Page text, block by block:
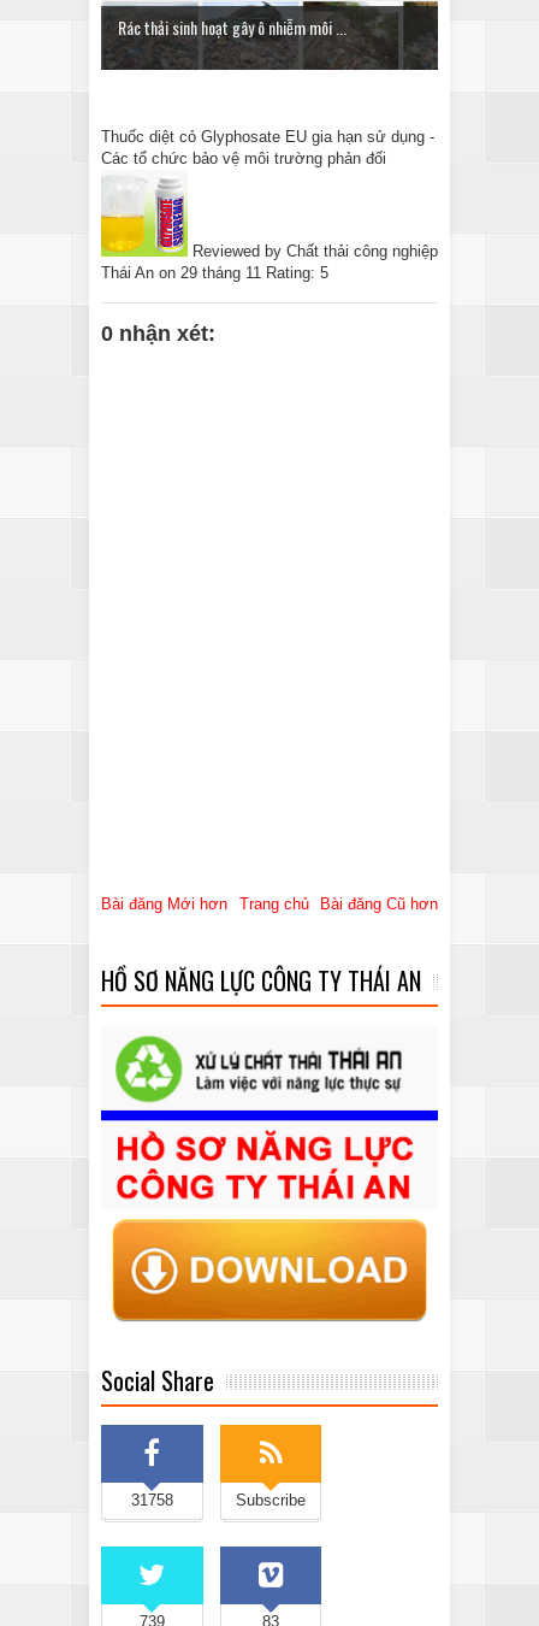
Rác thải sinh hoạt gây ô nhiễm môi ...
Thuốc diệt cỏ Glyphosate EU gia hạn sử dụng -
Các tổ chức bảo vệ môi trường phản đối
Reviewed by Chất thải công nghiệp
Thái An on 29 tháng 11 Rating: 5
0 nhận xét:
Bài đăng Mới hơn Bài đăng Cũ hơn
Trang chủ
HỒ SƠ NĂNG LỰC CÔNG TY THÁI AN
Social Share
31758 Subscribe
739 83